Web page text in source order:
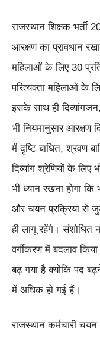
राजस्थान शिक्षक भर्ती
आरक्षण का प्रावधान
महिलाओं के लिए 30
परित्यक्ता महिलाओं के
इसके साथ ही
भी नियमानुसार आरक्षण
में दृष्टि बाधित, श्रवण
दिव्यांग श्रेणियों के लिए
भी ध्यान रखना होगा कि
और चयन प्रक्रिया से
ही लागू रहेंगे।
वर्गीकरण में बदलाव
बढ़ गया है क्योंकि पद
में अधिक हो गई हैं।
राजस्थान कर्मचारी चयन